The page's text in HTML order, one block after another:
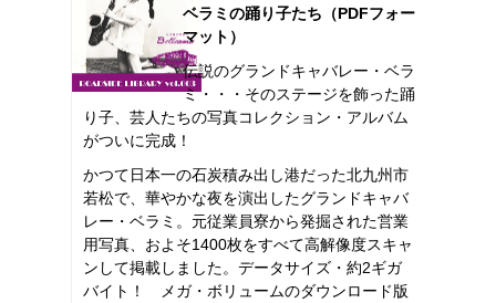
ベラミの踊り子たち（PDFフォー
マット）
伝説のグランドキャバレー・ベラ
ミ・・・そのステージを飾った踊
り子、芸人たちの写真コレクション・アルバム
がついに完成！
かつて日本一の石炭積み出し港だった北九州市
若松で、華やかな夜を演出したグランドキャバ
レー・ベラミ。元従業員寮から発掘された営業
用写真、およそ1400枚をすべて高解像度スキャ
ンして掲載しました。データサイズ・約2ギガ
バイト！ メガ・ボリュームのダウンロード版